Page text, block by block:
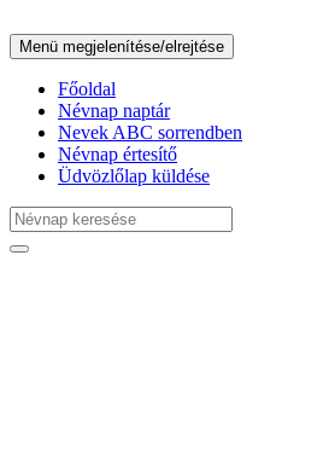
Menü megjelenítése/elrejtése
Főoldal
Névnap naptár
Nevek ABC sorrendben
Névnap értesítő
Üdvözlőlap küldése